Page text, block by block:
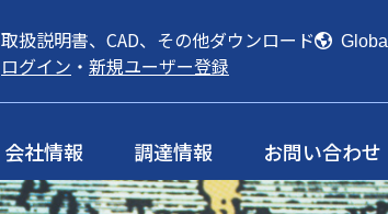
取扱説明書、CAD、その他ダウンロード
ログイン ・ 新規ユーザー登録
Global
会社情報 調達情報 お問い合わせ